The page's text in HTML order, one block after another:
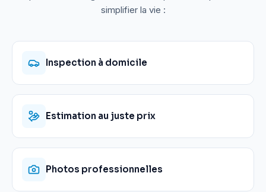
simplifier la vie :
Inspection à domicile
Estimation au juste prix
Photos professionnelles